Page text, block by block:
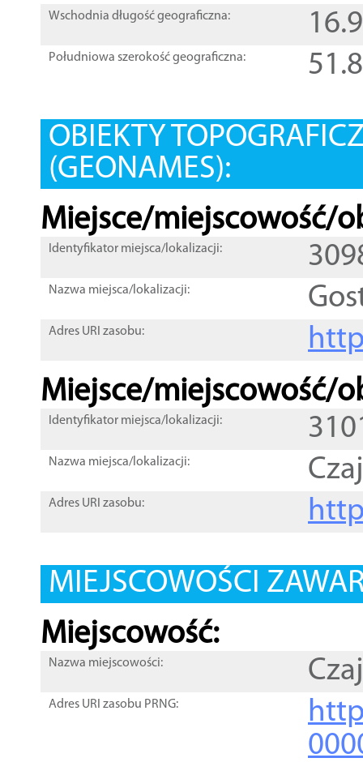
Wschodnia długość geograficzna:
Południowa szerokość geograficzna:
OBIEKTY
(GEONAMES):
Miejsce/miejscowość/
Identyfikator miejsca/lokalizacji:
Nazwa miejsca/lokalizacji:
Adres URI zasobu:
Miejsce/miejscowość/
Identyfikator miejsca/lokalizacji:
Nazwa miejsca/lokalizacji:
Adres URI zasobu:
MIEJSCOWOŚCI
Miejscowość:
Nazwa miejscowości:
Adres URI zasobu PRNG: